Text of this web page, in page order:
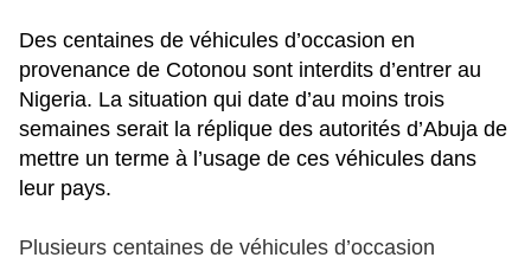
Des centaines de véhicules d’occasion en
provenance de Cotonou sont interdits d’entrer au
Nigeria. La situation qui date d’au moins trois
semaines serait la réplique des autorités d’Abuja de
mettre un terme à l’usage de ces véhicules dans
leur pays.
Plusieurs centaines de véhicules d’occasion